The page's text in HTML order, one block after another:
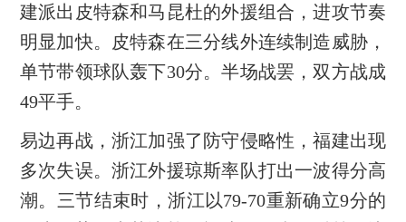
建派出皮特森和马昆杜的外援组合，进攻节奏
明显加快。皮特森在三分线外连续制造威胁，
单节带领球队轰下30分。半场战罢，双方战成
49平手。
易边再战，浙江加强了防守侵略性，福建出现
多次失误。浙江外援琼斯率队打出一波得分高
潮。三节结束时，浙江以79-70重新确立9分的